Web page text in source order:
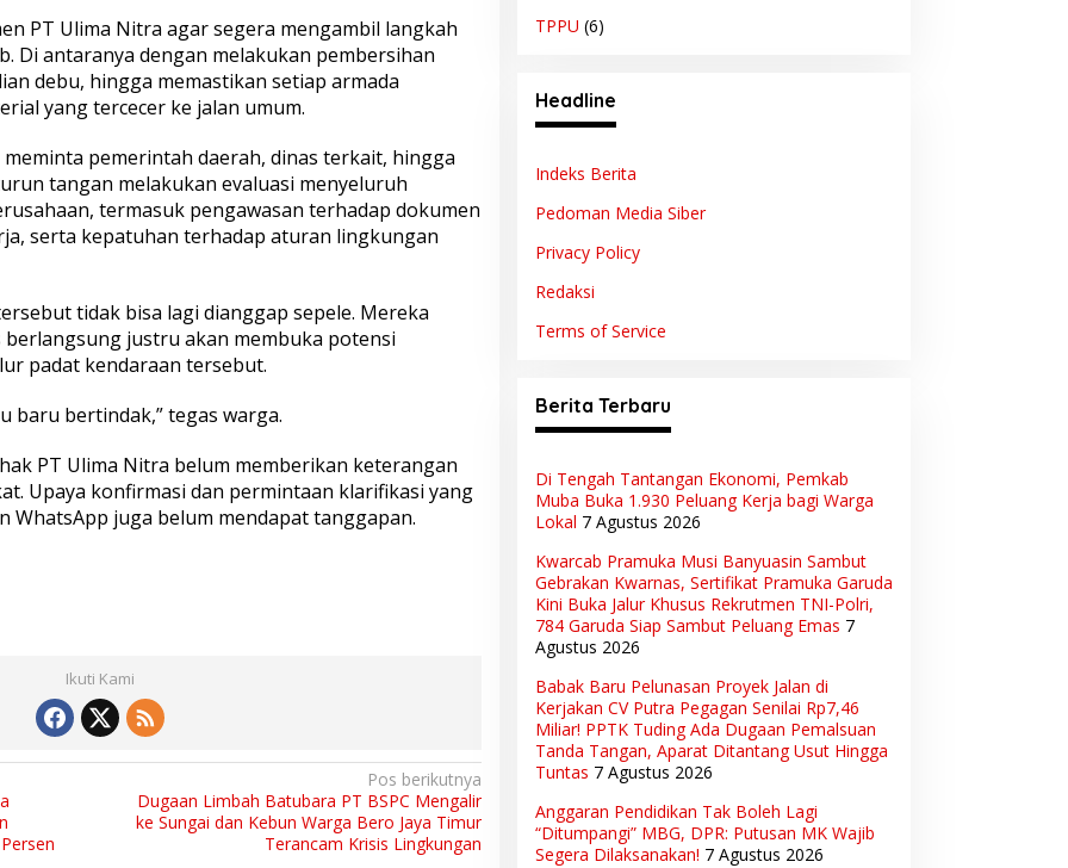
PT Ulima Nitra agar segera mengambil langkah
Di antaranya dengan melakukan pembersihan
debu, hingga memastikan setiap armada
yang tercecer ke jalan umum.
pemerintah daerah, dinas terkait, hingga
tangan melakukan evaluasi menyeluruh
termasuk pengawasan terhadap dokumen
serta kepatuhan terhadap aturan lingkungan
tidak bisa lagi dianggap sepele. Mereka
justru akan membuka potensi
padat kendaraan tersebut.
baru bertindak,” tegas warga.
PT Ulima Nitra belum memberikan keterangan
Upaya konfirmasi dan permintaan klarifikasi yang
WhatsApp juga belum mendapat tanggapan.
Ikuti Kami
Pos berikutnya
Dugaan Limbah Batubara PT BSPC Mengalir
ke Sungai dan Kebun Warga Bero Jaya Timur
Terancam Krisis Lingkungan
TPPU (6)
Headline
Indeks Berita
Pedoman Media Siber
Privacy Policy
Redaksi
Terms of Service
Berita Terbaru
Di Tengah Tantangan Ekonomi, Pemkab
Muba Buka 1.930 Peluang Kerja bagi Warga
Lokal 7 Agustus 2026
Kwarcab Pramuka Musi Banyuasin Sambut
Gebrakan Kwarnas, Sertifikat Pramuka Garuda
Kini Buka Jalur Khusus Rekrutmen TNI-Polri,
784 Garuda Siap Sambut Peluang Emas 7
Agustus 2026
Babak Baru Pelunasan Proyek Jalan di
Kerjakan CV Putra Pegagan Senilai Rp7,46
Miliar! PPTK Tuding Ada Dugaan Pemalsuan
Tanda Tangan, Aparat Ditantang Usut Hingga
Tuntas 7 Agustus 2026
Anggaran Pendidikan Tak Boleh Lagi
“Ditumpangi” MBG, DPR: Putusan MK Wajib
Segera Dilaksanakan! 7 Agustus 2026